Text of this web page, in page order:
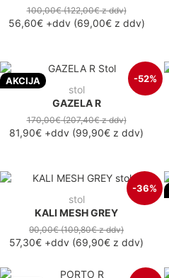
100,00€(122,00€z ddv)
56,60€+ddv(69,00€z ddv)
AKCIJA -52%
stol
GAZELA R
170,00€(207,40€z ddv)
81,90€ +ddv (99,90€ z ddv)
-36%
stol
KALI MESH GREY
90,00€(109,80€z ddv)
57,30€ +ddv (69,90€ z ddv)